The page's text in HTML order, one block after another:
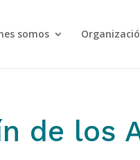
somos
de los